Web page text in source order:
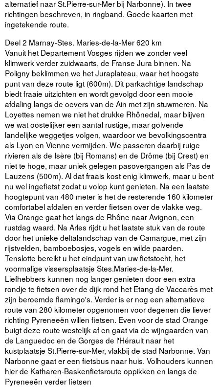
alternatief naar St.Pierre-sur-Mer bij Narbonne). In twee
richtingen beschreven, in ringband. Goede kaarten met
ingetekende route.
Deel 2 Marnay-Stes. Maries-de-la-Mer 620 km
Vanuit het Departement Vosges rijden we zonder veel
klimwerk verder zuidwaarts, de Franse Jura binnen. Na
Poligny beklimmen we het Juraplateau, waar het hoogste
punt van deze route ligt (600m). Dit parkachtige landschap
biedt fraaie uitzichten en wordt gevolgd door een mooie
afdaling langs de oevers van de Ain met zijn stuwmeren. Na
Loyettes nemen we niet het drukke Rhônedal, maar blijven
we wat oostelijker een aantal rustige, maar golvende
landelijke weggetjes volgen, waardoor we bevolkingscentra
als Lyon en Vienne vermijden. We passeren daarbij ruige
rivieren als de Isère (bij Romans) en de Drôme (bij Crest) en
niet te hoge, maar uniek gelegen pasovergangen als Pas de
Lauzens (500m). Al dat fraais kost enig klimwerk, maar u bent
nu wel ingefietst zodat u volop kunt genieten. Na een laatste
hoogtepunt van 480 meter is het de resterende 160 kilometer
comfortabel afdalen en verder fietsen over de vlakke weg.
Via Orange gaat het langs de Rhône naar Avignon, een
rustdag waard. Na Arles rijdt u het laatste stuk van de route
door het unieke deltalandschap van de Camargue, met zijn
rijstvelden, bamboebosjes, vogels en wilde paarden.
Tenslotte bereikt u het eindpunt van uw fietstocht, het
voormalige vissersplaatsje Stes.Maries-de-la-Mer.
Liefhebbers kunnen nog langer genieten door een extra
rondje te fietsen over de dijk rond het Etang de Vaccarès met
zijn beroemde flamingo's. Verder is er nog een alternatieve
route van 280 kilometer opgenomen voor degenen die liever
richting Pyreneeën willen fietsen. Even voor de stad Orange
buigt deze route westelijk af en gaat via de wijngaarden van
de Languedoc en de Gorges de l'Hérault naar het
kustplaatsje St.Pierre-sur-Mer, vlakbij de stad Narbonne. Van
Narbonne gaat er een fietsbus naar huis. Volhouders kunnen
hier de Katharen-Baskenfietsroute oppikken en langs de
Pyreneeën verder fietsen